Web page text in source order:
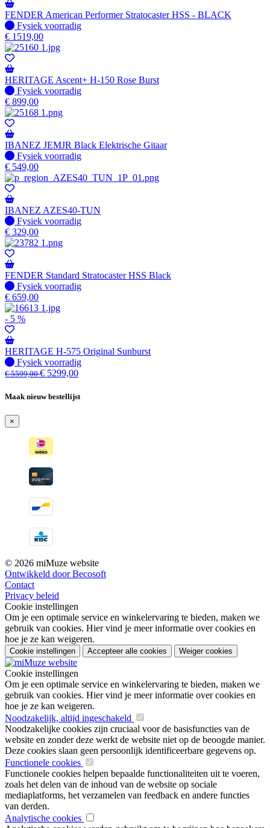
FENDER American Performer Stratocaster HSS - BLACK
Fysiek voorradig
Fysiek voorradig
€ 1519,00
HERITAGE Ascent+ H-150 Rose Burst
Fysiek voorradig
Fysiek voorradig
€ 899,00
IBANEZ JEMJR Black Elektrische Gitaar
Fysiek voorradig
Fysiek voorradig
€ 549,00
IBANEZ AZES40-TUN
Fysiek voorradig
Fysiek voorradig
€ 329,00
FENDER Standard Stratocaster HSS Black
Fysiek voorradig
Fysiek voorradig
€ 659,00
- 5 %
HERITAGE H-575 Original Sunburst
Fysiek voorradig
Fysiek voorradig
€5599,00€ 5299,00
Maak nieuw bestellijst
×
© 2026 miMuze website
Ontwikkeld door Becosoft
Contact
Privacy beleid
Cookie instellingen
Om je een optimale service en winkelervaring te bieden, maken we
gebruik van cookies. Hier vind je meer informatie over cookies en
hoe je ze kan weigeren.
Cookie instellingen Accepteer alle cookies Weiger cookies
Cookie instellingen
Om je een optimale service en winkelervaring te bieden, maken we
gebruik van cookies. Hier vind je meer informatie over cookies en
hoe je ze kan weigeren.
Noodzakelijk, altijd ingeschakeld
Noodzakelijke cookies zijn cruciaal voor de basisfuncties van de
website en zonder deze werkt de website niet op de beoogde manier.
Deze cookies slaan geen persoonlijk identificeerbare gegevens op.
Functionele cookies
Functionele cookies helpen bepaalde functionaliteiten uit te voeren,
zoals het delen van de inhoud van de website op sociale
mediaplatforms, het verzamelen van feedback en andere functies
van derden.
Analytische cookies